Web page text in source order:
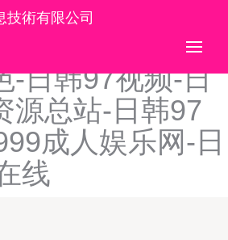
-日韩91无码做
影院-日韩97色-
-日韩97视频-日
源总站-日韩97
成人娱乐网-日
线
術有限公司